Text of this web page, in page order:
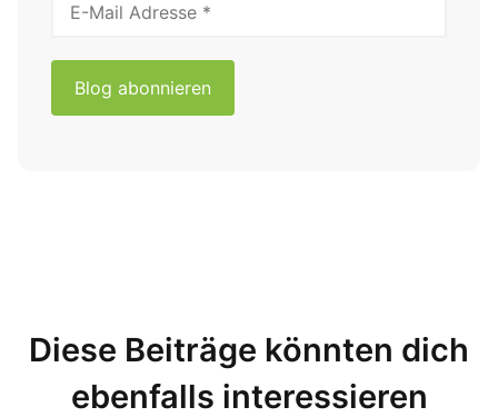
Diese Beiträge könnten dich
ebenfalls interessieren